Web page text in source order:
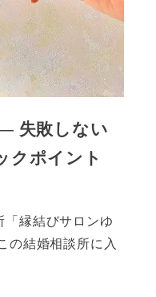
失敗しない
クポイント
「縁結びサロンゆ
の結婚相談所に入